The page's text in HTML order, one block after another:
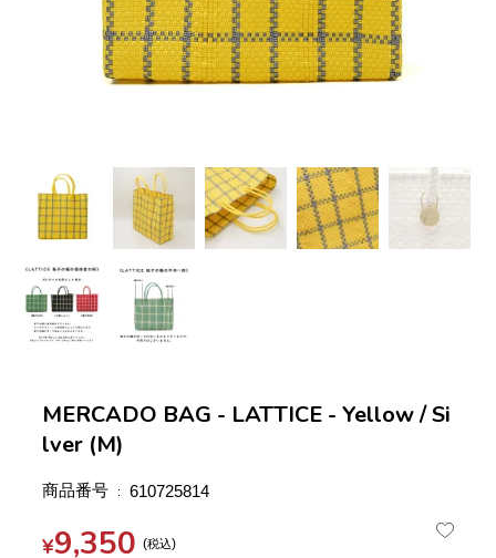
MERCADO BAG - LATTICE - Yellow / Si
lver (M)
商品番号 610725814
¥9,350 税込